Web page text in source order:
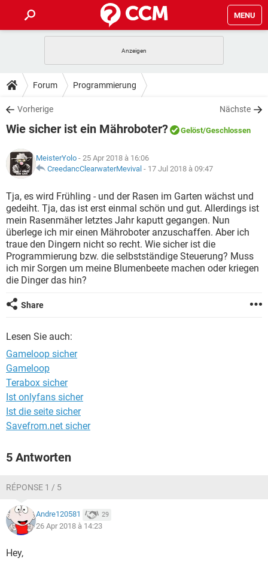
MENU
ANDROID IOS
WINDOWS 10
WHATSAPP TIKTOK
FACEBOOK
TIPPS & TRICKS
SPIELE
WHATSAPP TIKTOK
FACEBOOK
DOWNLOADS
SPIELE STREAMING
ANDROID
WINDOWS 10 INSTAGRAM
WHATSAPP TIKTOK
FACEBOOK HARDWARE
SPIELE STREAMING
ANDROID
WINDOWS 10 INSTAGRAM
WHATSAPP TIKTOK
FACEBOOK HARDWARE
LEXIKON
SPIELE STREAMING
ANDROID IOS
WINDOWS 10 INSTAGRAM
TIKTOK
FACEBOOK HARDWARE
Forum Programmierung
Vorherige Nächste
Wie sicher ist ein Mähroboter? Gelöst/Geschlossen
MeisterYolo - 25 Apr 2018 à 16:06
CreedancClearwaterMevival - 17 Jul 2018 à 09:47
Tja, es wird Frühling - und der Rasen im Garten wächst und
gedeiht. Tja, das ist erst einmal schön und gut. Allerdings ist
mein Rasenmäher letztes Jahr kaputt gegangen. Nun
überlege ich mir einen Mähroboter anzuschaffen. Aber ich
traue den Dingern nicht so recht. Wie sicher ist die
Programmierung bzw. die selbstständige Steuerung? Muss
ich mir Sorgen um meine Blumenbeete machen oder kriegen
die Dinger das hin?
Share
Lesen Sie auch:
Gameloop sicher
Gameloop
Terabox sicher
Ist onlyfans sicher
Ist die seite sicher
Savefrom.net sicher
5 Antworten
RÉPONSE 1 / 5
Andre120581 29
26 Apr 2018 à 14:23
Hey,